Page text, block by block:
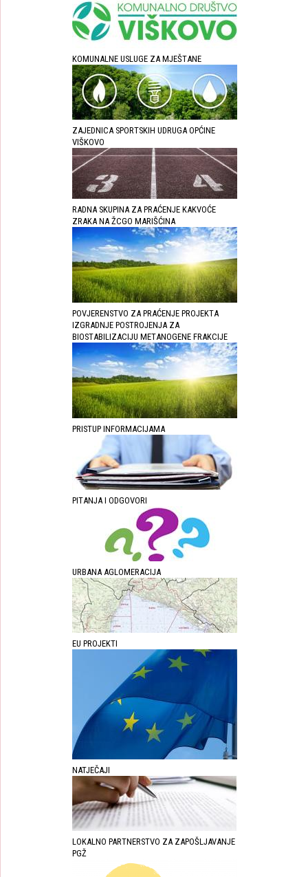
KOMUNALNE USLUGE ZA MJEŠTANE
ZAJEDNICA SPORTSKIH UDRUGA OPĆINE
VIŠKOVO
RADNA SKUPINA ZA PRAĆENJE KAKVOĆE
ZRAKA NA ŽCGO MARIŠĆINA
POVJERENSTVO ZA PRAĆENJE PROJEKTA
IZGRADNJE POSTROJENJA ZA
BIOSTABILIZACIJU METANOGENE FRAKCIJE
PRISTUP INFORMACIJAMA
PITANJA I ODGOVORI
URBANA AGLOMERACIJA
EU PROJEKTI
NATJEČAJI
LOKALNO PARTNERSTVO ZA ZAPOŠLJAVANJE
PGŽ